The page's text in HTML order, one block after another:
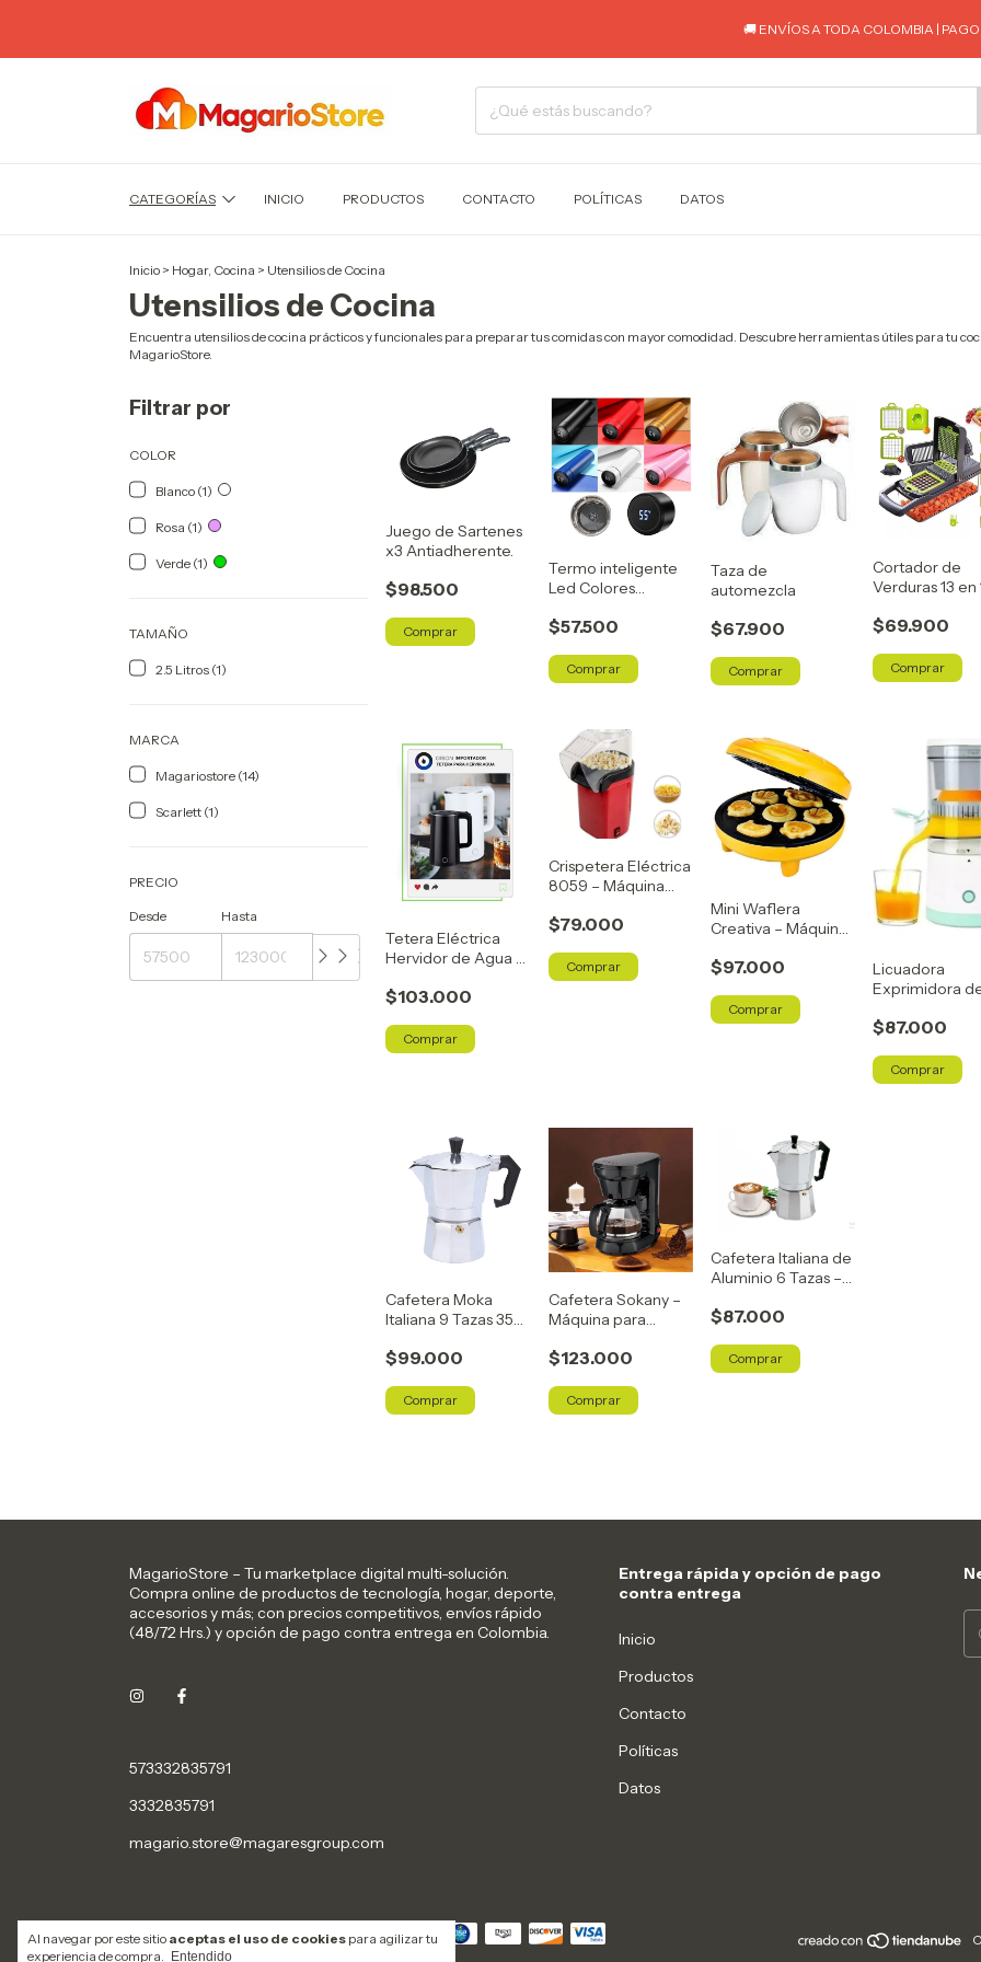
🚚 ENVÍOS A TODA COLOMBIA | PAGO
CATEGORÍAS INICIO PRODUCTOS CONTACTO POLÍTICAS DATOS
Al navegar por este sitio aceptas el uso de cookies para agilizar tu
experiencia de compra.
Entendido
Inicio > Hogar, Cocina > Utensilios de Cocina
Utensilios de Cocina
Encuentra utensilios de cocina prácticos y funcionales para preparar tus comidas con mayor comodidad. Descubre herramientas útiles para tu
MagarioStore.
Filtrar por
COLOR
Blanco (1)
Rosa (1)
Verde (1)
TAMAÑO
2.5 Litros (1)
MARCA
Magariostore (14)
Scarlett (1)
PRECIO
Desde Hasta
Juego de Sartenes
x3 Antiadherente.
$98.500
Termo inteligente
Led Colores
$57.500
Taza de
automezcla
$67.900
Cortador de
Verduras 13 en
Segundos
$69.900
Tetera Eléctrica
Hervidor de Agua –
para Cocina - 2.3L
$103.000
Crispetera Eléctrica
8059 – Máquina
Palomitas
$79.000
Mini Waflera
Creativa – Máquina
$97.000
Licuadora
Exprimidora
de Jugos
$87.000
Cafetera Moka
Italiana 9 Tazas 350
Espresso
$99.000
Cafetera Sokany –
Máquina para
650 W
$123.000
Cafetera Italiana de
Aluminio 6 Tazas –
$87.000
MagarioStore – Tu marketplace digital multi-solución.
Compra online de productos de tecnología, hogar, deporte,
accesorios y más; con precios competitivos, envíos rápido
(48/72 Hrs.) y opción de pago contra entrega en Colombia.
573332835791
3332835791
magario.store@magaresgroup.com
Entrega rápida y opción de pago
contra entrega
Inicio
Productos
Contacto
Políticas
Datos
Métodos de pago